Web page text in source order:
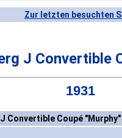
Zur letzten besuchten
J Convertible
1931
J Convertible Coupé